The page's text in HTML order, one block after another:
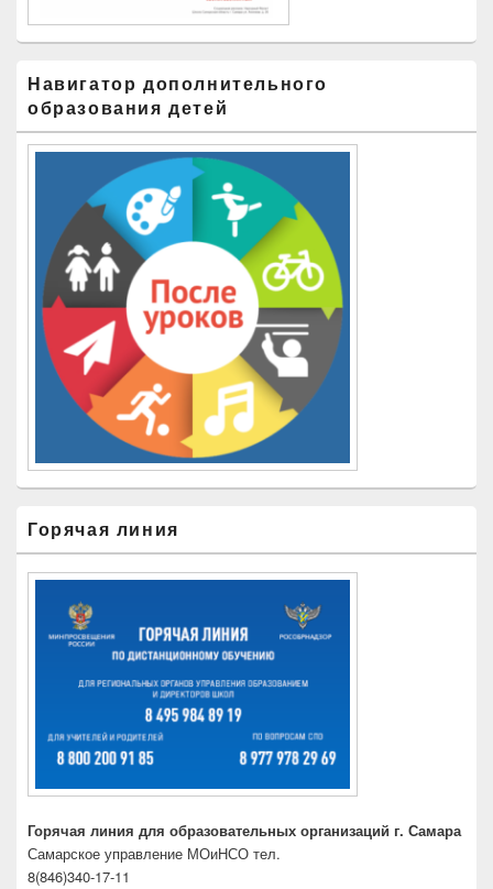
Навигатор дополнительного
образования детей
Горячая линия
Горячая линия для образовательных организаций г. Самара
Самарское управление МОиНСО тел.
8(846)340-17-11